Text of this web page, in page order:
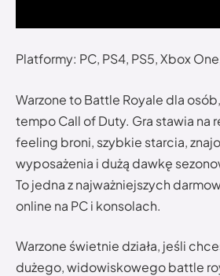
Platformy: PC, PS4, PS5, Xbox
Warzone to Battle Royale dla
tempo Call of Duty. Gra stawia na
feeling broni, szybkie starcia,
wyposażenia i dużą dawkę
To jedna z najważniejszych
online na PC i konsolach.
Warzone świetnie działa, jeśli
dużego, widowiskowego battle